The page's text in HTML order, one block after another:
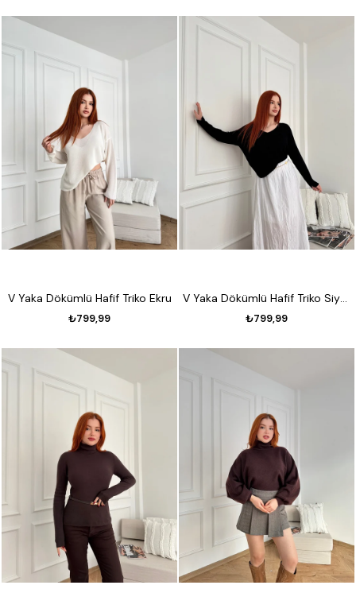
V Yaka Dökümlü Hafif Triko Ekru
₺799,99
V Yaka Dökümlü Hafif Triko Siyah
₺799,99